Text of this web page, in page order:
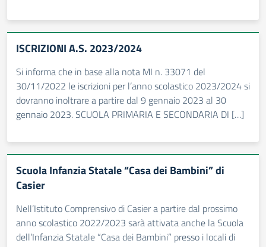
ISCRIZIONI A.S. 2023/2024
Si informa che in base alla nota MI n. 33071 del
30/11/2022 le iscrizioni per l’anno scolastico 2023/2024 si
dovranno inoltrare a partire dal 9 gennaio 2023 al 30
gennaio 2023. SCUOLA PRIMARIA E SECONDARIA DI […]
Scuola Infanzia Statale “Casa dei Bambini” di
Casier
Nell’Istituto Comprensivo di Casier a partire dal prossimo
anno scolastico 2022/2023 sarà attivata anche la Scuola
dell’Infanzia Statale “Casa dei Bambini” presso i locali di